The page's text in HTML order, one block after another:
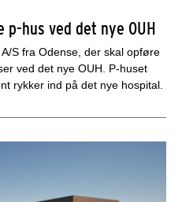
p-hus ved det nye OUH
S fra Odense, der skal opføre
ved det nye OUH. P-huset
rykker ind på det nye hospital.